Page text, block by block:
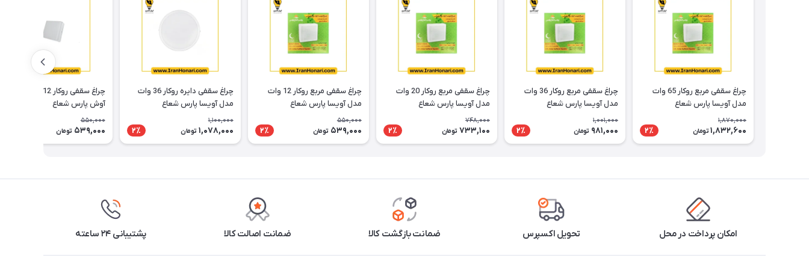
چراغ سقفی مربع روکار 65 وات
مدل آویسا پارس شعاع
1,870,000
1,832,600 تومان 2٪
چراغ سقفی مربع روکار 36 وات
مدل آویسا پارس شعاع
1,001,000
981,000 تومان 2٪
چراغ سقفی مربع روکار 20 وات
مدل آویسا پارس شعاع
748,000
733,100 تومان 2٪
چراغ سقفی مربع روکار 12 وات
مدل آویسا پارس شعاع
550,000
539,000 تومان 2٪
چراغ سقفی دایره روکار 36 وات
مدل آویسا پارس شعاع
1,100,000
1,078,000 تومان 2٪
آوش پارس شعاع
550,000
539,000 تومان
امکان پرداخت در محل تحویل اکسپرس ضمانت بازگشت کالا ضمانت اصالت کالا پشتیبانی ۲۴ ساعته